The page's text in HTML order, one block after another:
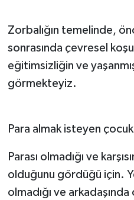
Zorbalığın temelinde,
sonrasında çevresel
eğitimsizliğin ve
görmekteyiz.
Para almak isteyen
Parası olmadığı ve
olduğunu gördüğü için.
olmadığı ve